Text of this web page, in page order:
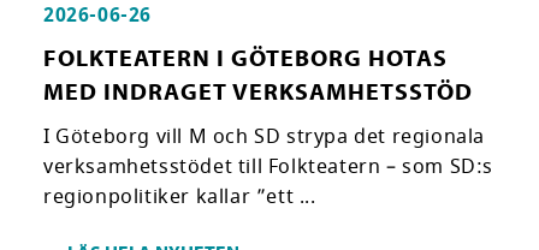
2026-06-26
FOLKTEATERN I GÖTEBORG HOTAS
MED INDRAGET VERKSAMHETSSTÖD
I Göteborg vill M och SD strypa det regionala
verksamhetsstödet till Folkteatern – som SD:s
regionpolitiker kallar ”ett ...